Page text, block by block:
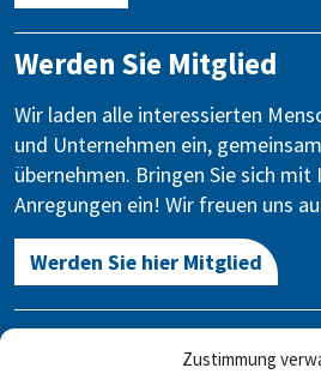
Zustimmung
Werden Sie Mitglied
Wir laden alle interessierten
und Unternehmen ein,
übernehmen. Bringen Sie sich
Anregungen ein! Wir freuen uns
Werden Sie hier Mitglied
Kontakt